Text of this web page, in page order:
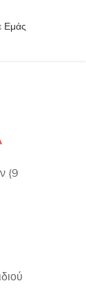
Εμάς
(9